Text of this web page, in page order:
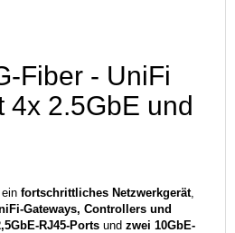
Fiber - UniFi
4x 2.5GbE und
fortschrittliches Netzwerkgerät,
Gateways, Controllers und
RJ45-Ports und zwei 10GbE-